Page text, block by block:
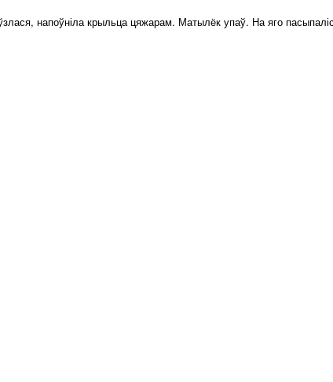
напоўніла крыльца цяжарам. Матылёк упаў. На яго